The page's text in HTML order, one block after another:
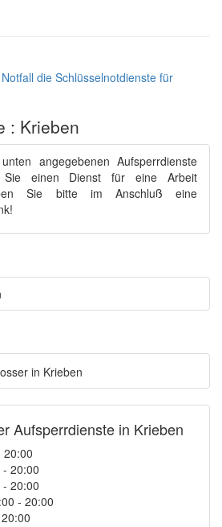
die Schlüsselnotdienste für
: Krieben
angegebenen Aufsperrdienste
Sie einen Dienst für eine Arbeit
Sie bitte im Anschluß eine
Aufsperrdienste in Krieben
20:00
20:00
20:00
- 20:00